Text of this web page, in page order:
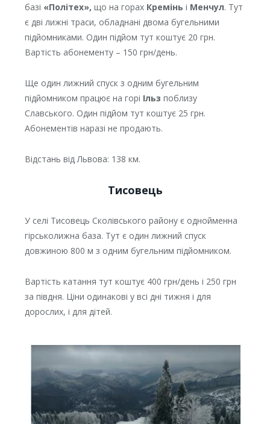
базі «Політех», що на горах Кремінь і Менчул. Тут
є дві лижні траси, обладнані двома бугельними
підйомниками. Один підйом тут коштує 20 грн.
Вартість абонементу – 150 грн/день.
Ще один лижний спуск з одним бугельним
підйомником працює на горі Ільз поблизу
Славського. Один підйом тут коштує 25 грн.
Абонементів наразі не продають.
Відстань від Львова: 138 км.
Тисовець
У селі Тисовець Сколівського району є однойменна
гірськолижна база. Тут є один лижний спуск
довжиною 800 м з одним бугельним підйомником.
Вартість катання тут коштує 400 грн/день і 250 грн
за півдня. Ціни одинакові у всі дні тижня і для
дорослих, і для дітей.